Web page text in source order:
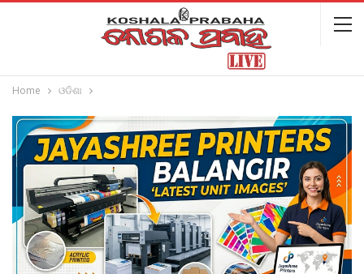
Home ଓଡିଶା